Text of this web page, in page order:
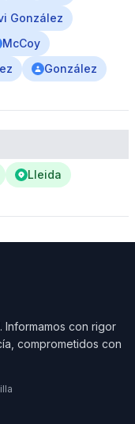
González
McCoy
González
Lleida
con rigor
comprometidos con